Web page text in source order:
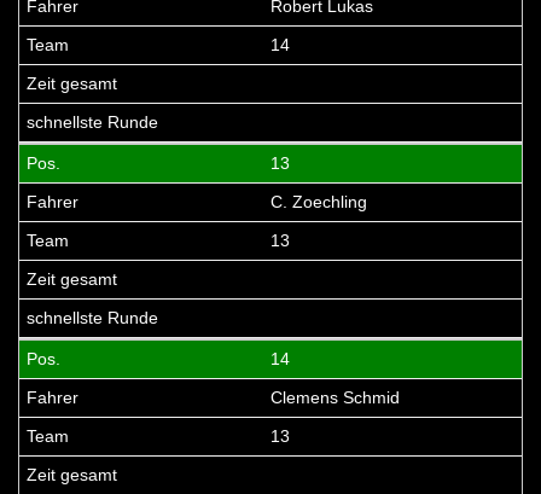
Robert Lukas
14
13
C. Zoechling
13
14
Clemens Schmid
13